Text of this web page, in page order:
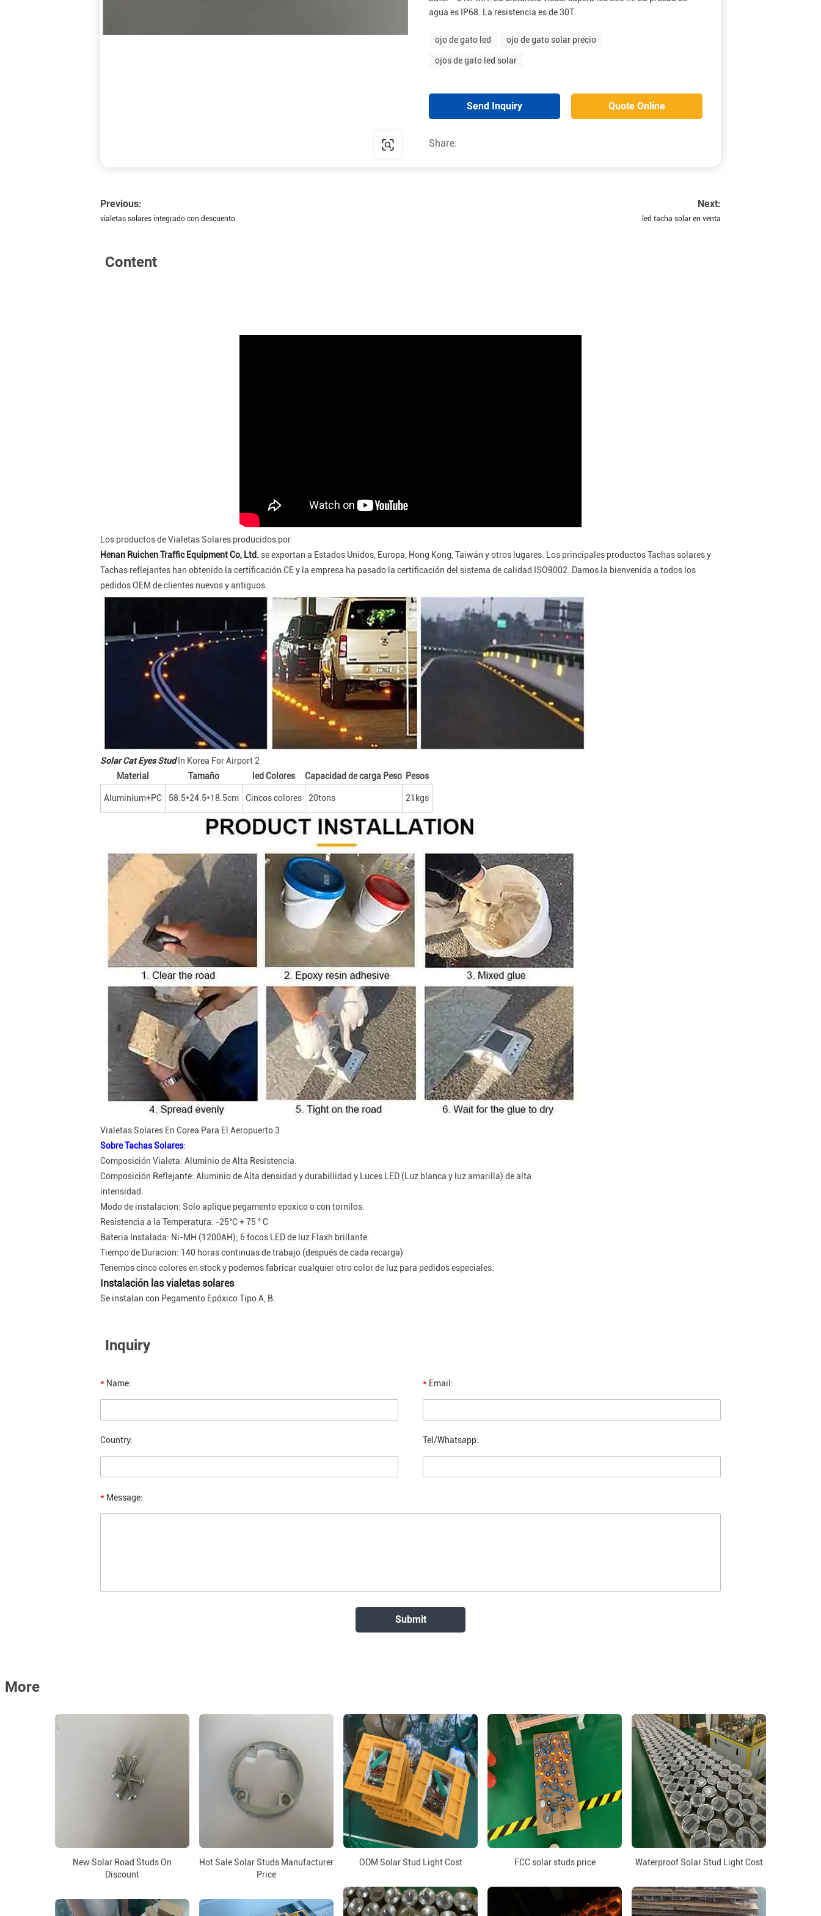
agua es IP68. La resistencia es de 30T.
ojo de gato led ojo de gato solar precio
ojos de gato led solar
Send Inquiry Quote Online
Share:
Previous:
vialetas solares integrado con descuento
Next:
led tacha solar en venta
Content
Los productos de Vialetas Solares producidos por
Henan Ruichen Traffic Equipment Co, Ltd. se exportan a Estados Unidos, Europa, Hong Kong, Taiwán y otros lugares. Los principales productos Tachas solares y
Tachas reflejantes han obtenido la certificación CE y la empresa ha pasado la certificación del sistema de calidad ISO9002. Damos la bienvenida a todos los
pedidos OEM de clientes nuevos y antiguos.
Solar Cat Eyes StudIn Korea For Airport 2
Material
Tamaño led Colores Capacidad de carga Peso Pesos
Aluminium+PC 58.5*24.5*18.5cm Cincos colores 20tons 21kgs
Vialetas Solares En Corea Para El Aeropuerto 3
Sobre Tachas Solares:
Composición Vialeta: Aluminio de Alta Resistencia.
Composición Reflejante: Aluminio de Alta densidad y durabillidad y Luces LED (Luz blanca y luz amarilla) de alta
intensidad.
Modo de instalacion: Solo aplique pegamento epoxico o con tornilos.
Resistencia a la Temperatura: -25°C + 75 ° C
Bateria Instalada: Ni-MH (1200AH); 6 focos LED de luz Flaxh brillante.
Tiempo de Duracion: 140 horas continuas de trabajo (después de cada recarga)
Tenemos cinco colores en stock y podemos fabricar cualquier otro color de luz para pedidos especiales.
Instalación las vialetas solares
Se instalan con Pegamento Epóxico Tipo A, B.
Inquiry
* Name: * Email:
Country: Tel/Whatsapp:
* Message:
More
New Solar Road Studs On
Discount
Hot Sale Solar Studs Manufacturer
Price
ODM Solar Stud Light Cost FCC solar studs price Waterproof Solar Stud Light Cost